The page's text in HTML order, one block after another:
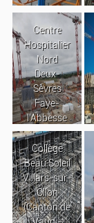
Centre
Hospitalier
Nord
Deux-
Sèvres
Faye-
l’Abbesse
Collège
Beau Soleil
Villars-sur-
Ollon
(Canton de